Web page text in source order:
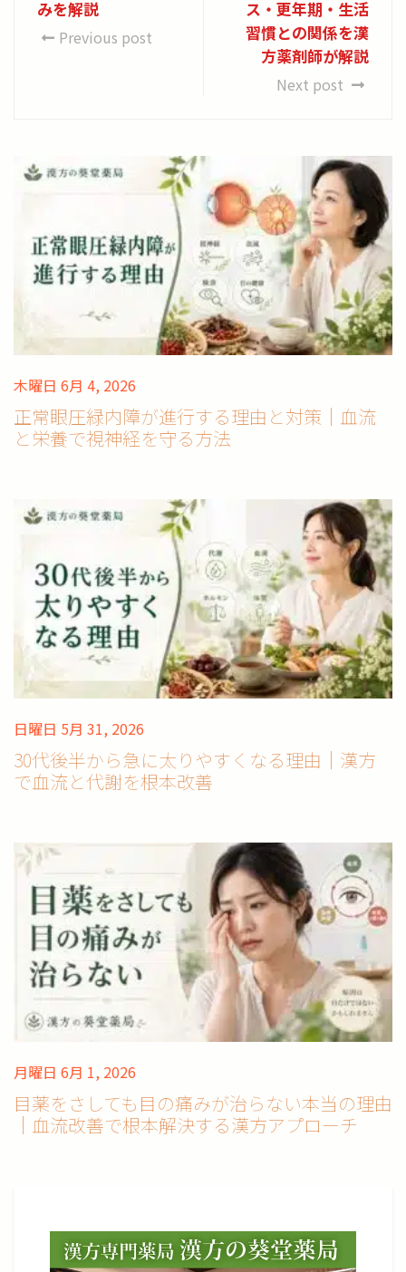
みを解説
Previous post
ス・更年期・生活
習慣との関係を漢
方薬剤師が解説
Next post
木曜日 6月 4, 2026
正常眼圧緑内障が進行する理由と対策｜血流
と栄養で視神経を守る方法
日曜日 5月 31, 2026
30代後半から急に太りやすくなる理由｜漢方
で血流と代謝を根本改善
月曜日 6月 1, 2026
目薬をさしても目の痛みが治らない本当の理由
｜血流改善で根本解決する漢方アプローチ